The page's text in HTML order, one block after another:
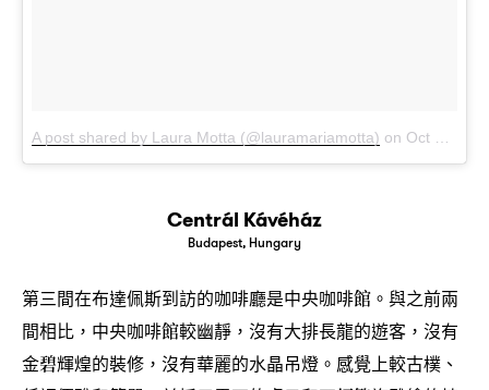
A post shared by Laura Motta (@lauramariamotta) on Oct 29, 2017 at 3:53am PDT
Centrál Kávéház
Budapest, Hungary
第三間在布達佩斯到訪的咖啡廳是中央咖啡館。與之前兩
間相比 ， 中央咖啡館較幽靜 ， 沒有大排長龍的遊客 ， 沒有
金碧輝煌的裝修 ， 沒有華麗的水晶吊燈。感覺上較古樸、